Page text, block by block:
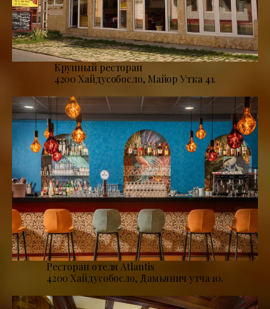
Крупный ресторан
4200 Хайдусобосло, Майор Утка 41.
Ресторан отеля Atlantis
4200 Хайдусобосло, Дамьянич утча 10.